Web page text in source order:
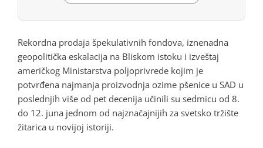
Rekordna prodaja špekulativnih fondova, iznenadna
geopolitička eskalacija na Bliskom istoku i izveštaj
američkog Ministarstva poljoprivrede kojim je
potvrđena najmanja proizvodnja ozime pšenice u SAD u
poslednjih više od pet decenija učinili su sedmicu od 8.
do 12. juna jednom od najznačajnijih za svetsko tržište
žitarica u novijoj istoriji.